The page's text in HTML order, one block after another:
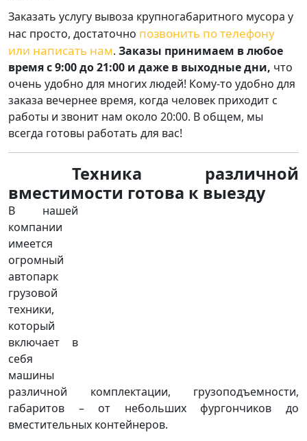
Заказать услугу вывоза крупногабаритного мусора у
нас просто, достаточно позвонить по телефону
или написать нам. Заказы принимаем в любое
время с 9:00 до 21:00 и даже в выходные дни, что
очень удобно для многих людей! Кому-то удобно для
заказа вечернее время, когда человек приходит с
работы и звонит нам около 20:00. В общем, мы
всегда готовы работать для вас!
Техника различной
вместимости готова к выезду
В нашей
компании
имеется
огромный
автопарк
грузовой
техники,
который
включает в
себя
машины
различной комплектации, грузоподъемности,
габаритов – от небольших фургончиков до
вместительных контейнеров.